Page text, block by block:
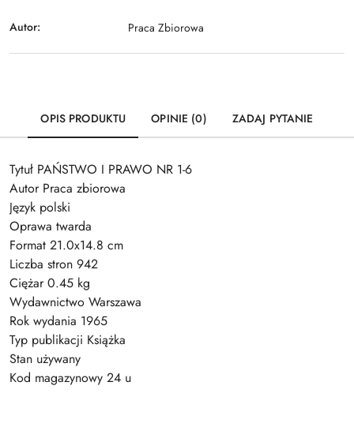
Autor: Praca Zbiorowa
OPIS PRODUKTU OPINIE (0) ZADAJ PYTANIE
Tytuł PAŃSTWO I PRAWO NR 1-6
Autor Praca zbiorowa
Język polski
Oprawa twarda
Format 21.0x14.8 cm
Liczba stron 942
Ciężar 0.45 kg
Wydawnictwo Warszawa
Rok wydania 1965
Typ publikacji Książka
Stan używany
Kod magazynowy 24 u